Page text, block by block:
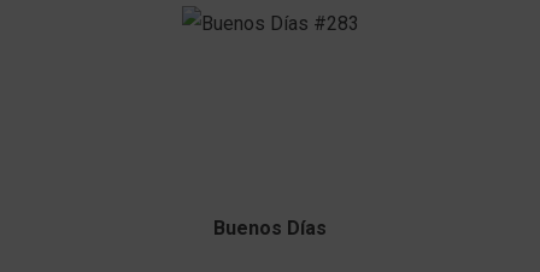
Buenos Días